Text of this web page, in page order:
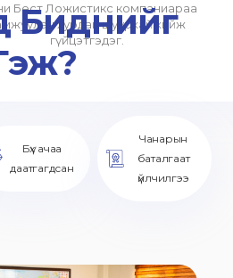
Бест Ложистикс компаниараа
хурдан шуурхай хийж
гүйцэтгэдэг.
Биднийг
Бүх ачаа
даатгагдсан
Чанарын
баталгаат
үйлчилгээ